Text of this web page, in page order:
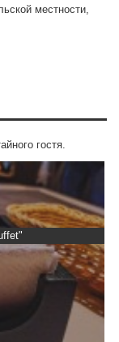
местности,
гостя.